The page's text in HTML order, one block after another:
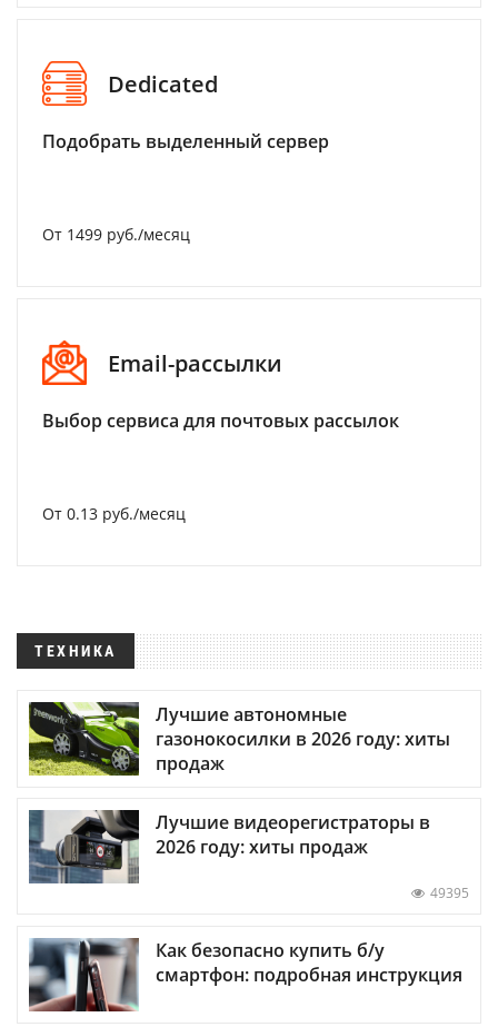
Dedicated
Подобрать выделенный сервер
От 1499 руб./месяц
Email-рассылки
Выбор сервиса для почтовых рассылок
От 0.13 руб./месяц
ТЕХНИКА
Лучшие автономные
газонокосилки в 2026 году: хиты
продаж
Лучшие видеорегистраторы в
2026 году: хиты продаж
49395
Как безопасно купить б/у
смартфон: подробная инструкция